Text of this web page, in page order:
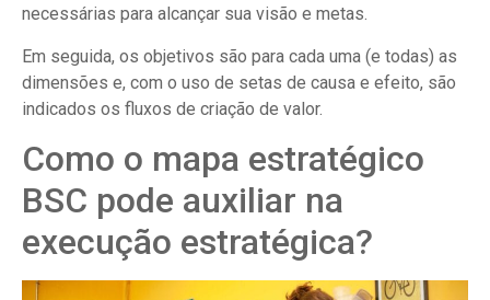
necessárias para alcançar sua visão e metas.
Em seguida, os objetivos são para cada uma (e todas) as
dimensões e, com o uso de setas de causa e efeito, são
indicados os fluxos de criação de valor.
Como o mapa estratégico
BSC pode auxiliar na
execução estratégica?